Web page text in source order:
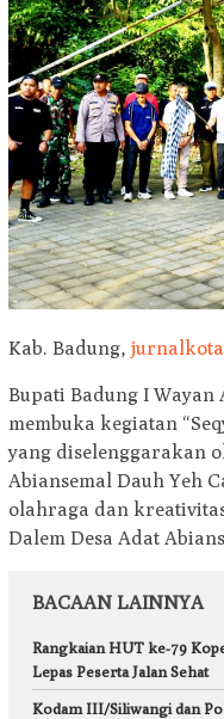
Kab. Badung,
Bupati Badung I
membuka kegiatan
yang diselenggarakan
Abiansemal Dauh Yeh
olahraga dan
Dalem Desa Adat
BACAAN LAINNYA
Rangkaian HUT ke-79
Lepas Peserta Jalan Sehat
Kodam III/Siliwangi dan